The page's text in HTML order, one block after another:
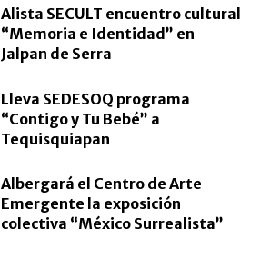
Alista SECULT encuentro cultural
“Memoria e Identidad” en
Jalpan de Serra
Lleva SEDESOQ programa
“Contigo y Tu Bebé” a
Tequisquiapan
Albergará el Centro de Arte
Emergente la exposición
colectiva “México Surrealista”